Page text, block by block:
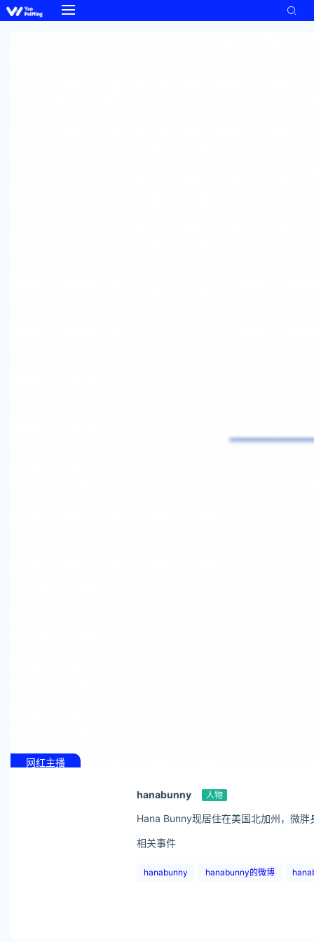
网红主播
hanabunny 人物
Hana Bunny现居住在美国北加州，微
相关事件
hanabunny hanabunny的微博